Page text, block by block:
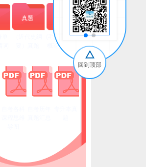
真题
(毛泽东思想
概论）真题
回到顶部